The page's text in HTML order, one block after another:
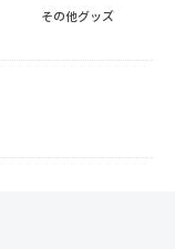
その他グッズ